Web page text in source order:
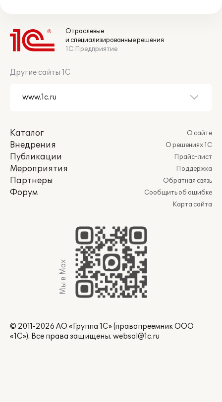
Отраслевые
и специализированные решения
1С:Предприятие
Другие сайты 1С
Каталог
Внедрения
Публикации
Мероприятия
Партнеры
Форум
О сайте
О решениях 1С
Прайс-лист
Поддержка
Обратная связь
Сообщить об ошибке
Карта сайта
Мы в Max
© 2011-2026 АО «Группа 1С» (правопреемник ООО
«1С»). Все права защищены. websol@1c.ru